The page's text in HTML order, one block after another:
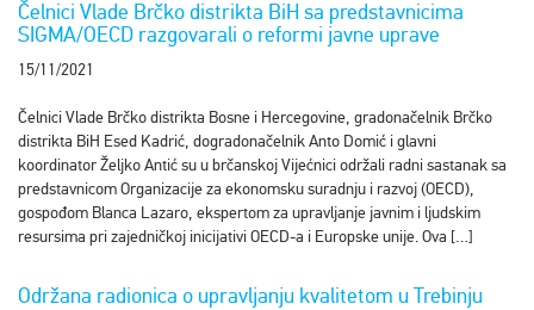
Čelnici Vlade Brčko distrikta BiH sa predstavnicima
SIGMA/OECD razgovarali o reformi javne uprave
15/11/2021
Čelnici Vlade Brčko distrikta Bosne i Hercegovine, gradonačelnik Brčko
distrikta BiH Esed Kadrić, dogradonačelnik Anto Domić i glavni
koordinator Željko Antić su u brčanskoj Vijećnici održali radni sastanak sa
predstavnicom Organizacije za ekonomsku suradnju i razvoj (OECD),
gospođom Blanca Lazaro, ekspertom za upravljanje javnim i ljudskim
resursima pri zajedničkoj inicijativi OECD-a i Europske unije. Ova […]
Održana radionica o upravljanju kvalitetom u Trebinju